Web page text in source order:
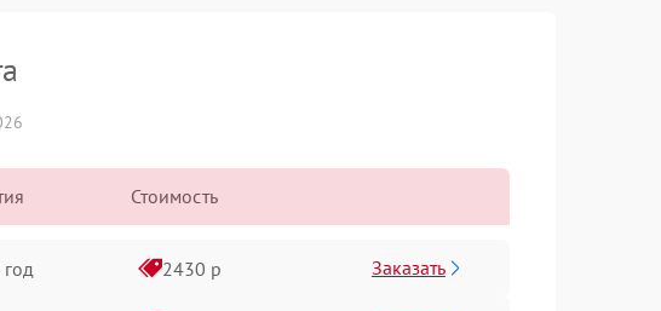
Стоимость
2430 р Заказать